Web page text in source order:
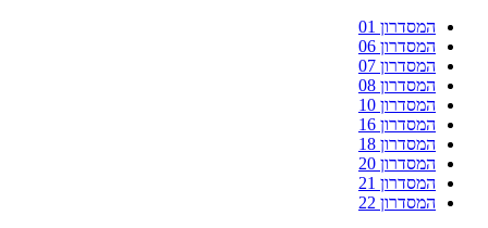
המסדרון 01
המסדרון 06
המסדרון 07
המסדרון 08
המסדרון 10
המסדרון 16
המסדרון 18
המסדרון 20
המסדרון 21
המסדרון 22